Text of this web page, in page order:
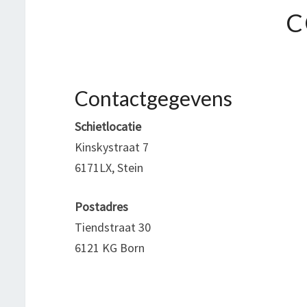
Contactgegevens
Schietlocatie
Kinskystraat 7
6171LX, Stein
Postadres
Tiendstraat 30
6121 KG Born